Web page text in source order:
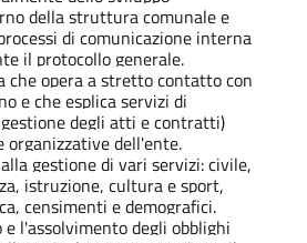
della struttura comunale e
di comunicazione interna
il protocollo generale.
che opera a stretto contatto con
e che esplica servizi di
degli atti e contratti)
dell'ente.
gestione di vari servizi: civile,
istruzione, cultura e sport,
censimenti e demografici.
e l'assolvimento degli obblighi